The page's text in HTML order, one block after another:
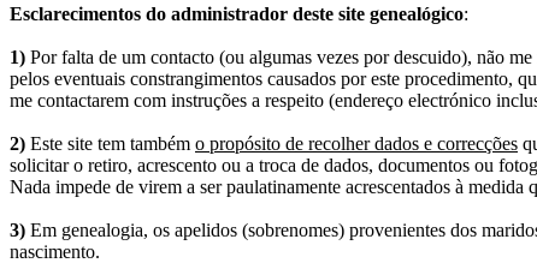
Esclarecimentos do administrador deste site genealógico:
1) Por falta de um contacto (ou algumas vezes por descuido), não
pelos eventuais constrangimentos causados por este procedimento,
me contactarem com instruções a respeito (endereço electrónico
2) Este site tem também o propósito de recolher dados e correcções
solicitar o retiro, acrescento ou a troca de dados, documentos ou
Nada impede de virem a ser paulatinamente acrescentados à
3) Em genealogia, os apelidos (sobrenomes) provenientes dos
nascimento.